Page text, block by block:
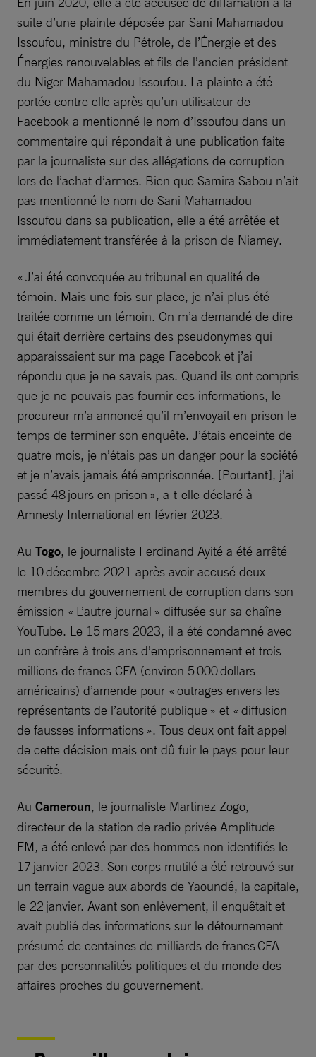
suite d’une plainte déposée par Sani Mahamadou
Issoufou, ministre du Pétrole, de l’Énergie et des
Énergies renouvelables et fils de l’ancien président
du Niger Mahamadou Issoufou. La plainte a été
portée contre elle après qu’un utilisateur de
Facebook a mentionné le nom d’Issoufou dans un
commentaire qui répondait à une publication faite
par la journaliste sur des allégations de corruption
lors de l’achat d’armes. Bien que Samira Sabou n’ait
pas mentionné le nom de Sani Mahamadou
Issoufou dans sa publication, elle a été arrêtée et
immédiatement transférée à la prison de Niamey.
« J’ai été convoquée au tribunal en qualité de
témoin. Mais une fois sur place, je n’ai plus été
traitée comme un témoin. On m’a demandé de dire
qui était derrière certains des pseudonymes qui
apparaissaient sur ma page Facebook et j’ai
répondu que je ne savais pas. Quand ils ont compris
que je ne pouvais pas fournir ces informations, le
procureur m’a annoncé qu’il m’envoyait en prison le
temps de terminer son enquête. J’étais enceinte de
quatre mois, je n’étais pas un danger pour la société
et je n’avais jamais été emprisonnée. [Pourtant], j’ai
passé 48 jours en prison », a-t-elle déclaré à
Amnesty International en février 2023.
Au Togo, le journaliste Ferdinand Ayité a été arrêté
le 10 décembre 2021 après avoir accusé deux
membres du gouvernement de corruption dans son
émission « L’autre journal » diffusée sur sa chaîne
YouTube. Le 15 mars 2023, il a été condamné avec
un confrère à trois ans d’emprisonnement et trois
millions de francs CFA (environ 5 000 dollars
américains) d’amende pour « outrages envers les
représentants de l’autorité publique » et « diffusion
de fausses informations ». Tous deux ont fait appel
de cette décision mais ont dû fuir le pays pour leur
sécurité.
Au Cameroun, le journaliste Martinez Zogo,
directeur de la station de radio privée Amplitude
FM, a été enlevé par des hommes non identifiés le
17 janvier 2023. Son corps mutilé a été retrouvé sur
un terrain vague aux abords de Yaoundé, la capitale,
le 22 janvier. Avant son enlèvement, il enquêtait et
avait publié des informations sur le détournement
présumé de centaines de milliards de francs CFA
par des personnalités politiques et du monde des
affaires proches du gouvernement.